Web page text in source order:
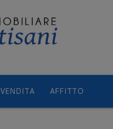
VENDITA AFFITTO